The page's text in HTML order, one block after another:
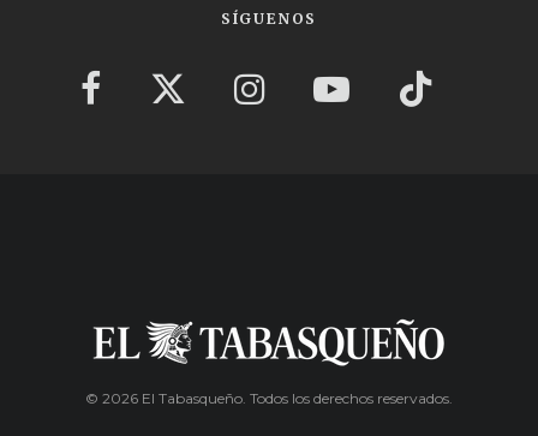
SÍGUENOS
© 2026 El Tabasqueño. Todos los derechos reservados.